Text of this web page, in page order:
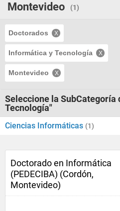
Montevideo
(1)
Doctorados
Informática y Tecnología
Montevideo
Seleccione la SubCategoría
Tecnología"
Ciencias Informáticas (1)
Doctorado en Informática
(PEDECIBA) (Cordón,
Montevideo)